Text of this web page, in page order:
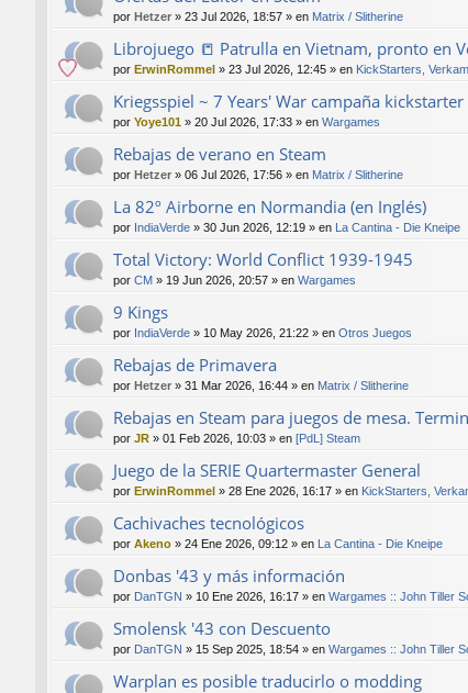
por Hetzer » 23 Jul 2026, 18:57 » en Matrix / Slitherine
Librojuego 📒 Patrulla en Vietnam, pronto en
por ErwinRommel » 23 Jul 2026, 12:45 » en KickStarters,
Kriegsspiel ~ 7 Years' War campaña kickstarter
por Yoye101 » 20 Jul 2026, 17:33 » en Wargames
Rebajas de verano en Steam
por Hetzer » 06 Jul 2026, 17:56 » en Matrix / Slitherine
La 82º Airborne en Normandia (en Inglés)
por IndiaVerde » 30 Jun 2026, 12:19 » en La Cantina - Die Kneipe
Total Victory: World Conflict 1939-1945
por CM » 19 Jun 2026, 20:57 » en Wargames
9 Kings
por IndiaVerde » 10 May 2026, 21:22 » en Otros Juegos
Rebajas de Primavera
por Hetzer » 31 Mar 2026, 16:44 » en Matrix / Slitherine
Rebajas en Steam para juegos de mesa.
por JR » 01 Feb 2026, 10:03 » en [PdL] Steam
Juego de la SERIE Quartermaster General
por ErwinRommel » 28 Ene 2026, 16:17 » en KickStarters,
Cachivaches tecnológicos
por Akeno » 24 Ene 2026, 09:12 » en La Cantina - Die Kneipe
Donbas '43 y más información
por DanTGN » 10 Ene 2026, 16:17 » en Wargames :: John Tiller
Smolensk '43 con Descuento
por DanTGN » 15 Sep 2025, 18:54 » en Wargames :: John Tiller
Warplan es posible traducirlo o modding